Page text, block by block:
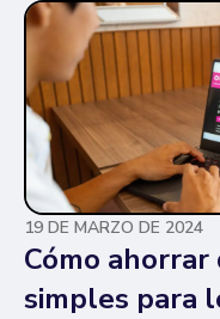
“cuenta corriente”.
parecen similares
pero te contamos
una y sus
19 DE MARZO DE 2024
Cómo
simples para